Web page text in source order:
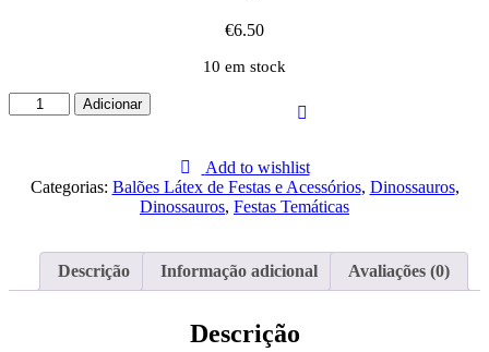
€6.50
10 em stock
Quantidade
de
Foil
Dinossauro
Adicionar
Add to wishlist
Categorias: Balões Látex de Festas e Acessórios, Dinossauros,
Dinossauros, Festas Temáticas
Descrição Informação adicional Avaliações (0)
Descrição